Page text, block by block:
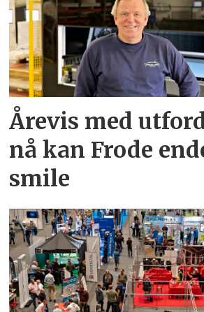
Årevis med
nå kan Frode
smile